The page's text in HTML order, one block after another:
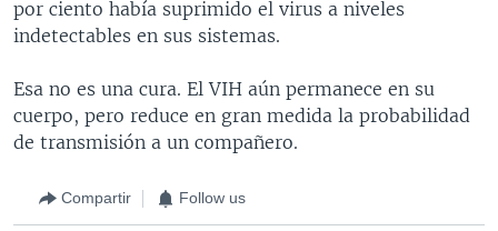
por ciento había suprimido el virus a niveles
indetectables en sus sistemas.
Esa no es una cura. El VIH aún permanece en su
cuerpo, pero reduce en gran medida la probabilidad
de transmisión a un compañero.
Compartir Follow us